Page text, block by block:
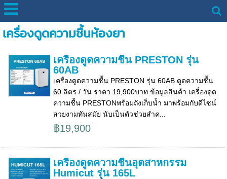
เครื่องดูดความชื้นห้องยา
เครื่องดูดความชื้น PRESTON รุ่น
60AB
เครื่องดูดความชื้น PRESTON รุ่น 60AB ดูดความชื้น
60 ลิตร / วัน ราคา 19,900บาท ข้อมูลสินค้า เครื่องดูด
ความชื้น PRESTONพร้อมถังเก็บน้ำ มาพร้อมกับดีไซน์
สวยงามทันสมัย นับเป็นตัวช่วยสำค...
฿19,900
เครื่องดูดความชื้นอุตสาหกรรม
Humicut รุ่น 165L